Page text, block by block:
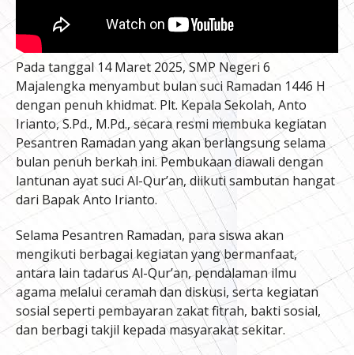
Pada tanggal 14 Maret 2025, SMP Negeri 6
Majalengka menyambut bulan suci Ramadan 1446 H
dengan penuh khidmat. Plt. Kepala Sekolah, Anto
Irianto, S.Pd., M.Pd., secara resmi membuka kegiatan
Pesantren Ramadan yang akan berlangsung selama
bulan penuh berkah ini. Pembukaan diawali dengan
lantunan ayat suci Al-Qur’an, diikuti sambutan hangat
dari Bapak Anto Irianto.
Selama Pesantren Ramadan, para siswa akan
mengikuti berbagai kegiatan yang bermanfaat,
antara lain tadarus Al-Qur’an, pendalaman ilmu
agama melalui ceramah dan diskusi, serta kegiatan
sosial seperti pembayaran zakat fitrah, bakti sosial,
dan berbagi takjil kepada masyarakat sekitar.